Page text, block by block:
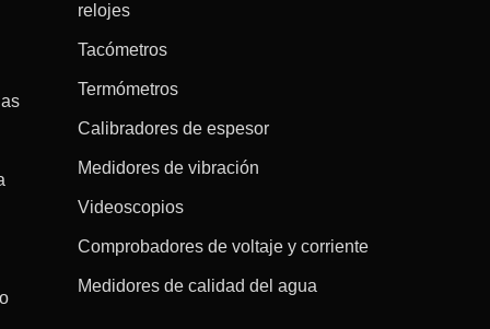
relojes
Tacómetros
Termómetros
Calibradores de espesor
Medidores de vibración
Videoscopios
Comprobadores de voltaje y corriente
Medidores de calidad del agua